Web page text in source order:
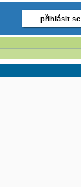
přihlásit se